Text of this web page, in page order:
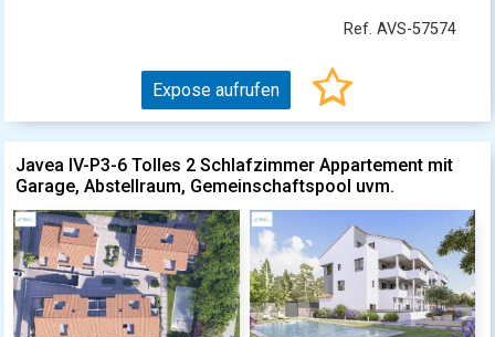
Ref. AVS-57574
Expose aufrufen
Javea IV-P3-6 Tolles 2 Schlafzimmer Appartement mit
Garage, Abstellraum, Gemeinschaftspool uvm.